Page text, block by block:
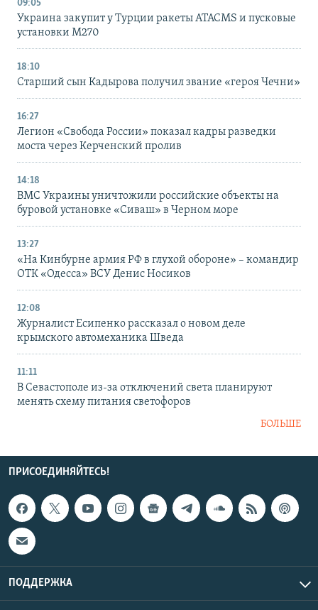
09:05
Украина закупит у Турции ракеты ATACMS и пусковые
установки M270
18:10
Старший сын Кадырова получил звание «героя Чечни»
16:27
Легион «Свобода России» показал кадры разведки
моста через Керченский пролив
14:18
ВМС Украины уничтожили российские объекты на
буровой установке «Сиваш» в Черном море
13:27
«На Кинбурне армия РФ в глухой обороне» – командир
ОТК «Одесса» ВСУ Денис Носиков
12:08
Журналист Есипенко рассказал о новом деле
крымского автомеханика Шведа
11:11
В Севастополе из-за отключений света планируют
менять схему питания светофоров
БОЛЬШЕ
ПРИСОЕДИНЯЙТЕСЬ!
ПОДДЕРЖКА